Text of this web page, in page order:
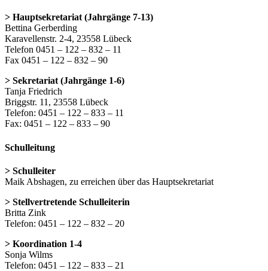
> Hauptsekretariat (Jahrgänge 7-13)
Bettina Gerberding
Karavellenstr. 2-4, 23558 Lübeck
Telefon 0451 – 122 – 832 – 11
Fax 0451 – 122 – 832 – 90
> Sekretariat (Jahrgänge 1-6)
Tanja Friedrich
Briggstr. 11, 23558 Lübeck
Telefon: 0451 – 122 – 833 – 11
Fax: 0451 – 122 – 833 – 90
Schulleitung
> Schulleiter
Maik Abshagen, zu erreichen über das Hauptsekretariat
> Stellvertretende Schulleiterin
Britta Zink
Telefon: 0451 – 122 – 832 – 20
> Koordination 1-4
Sonja Wilms
Telefon: 0451 – 122 – 833 – 21